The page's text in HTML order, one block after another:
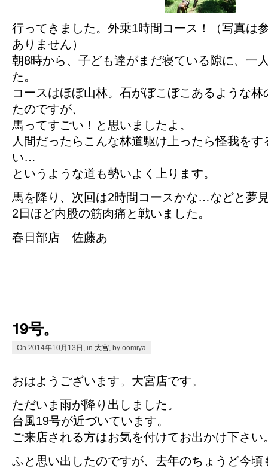
行ってきました。外乗1時間コース！（写真は
ありません）
朝8時から、子ども達がまだ寝ている隙に、一
た。
コースはほぼ山林。石がぼこぼこあるような
たのですが、
馬ってすごい！と思いましたよ。
人間だったらこんな林道駆け上ったら怪我を
い…
というような道も勢いよく上ります。
馬を降り、次回は2時間コースかな…などと夢
2日ほど内股の筋肉痛と戦いました。
春日部店 佐藤あ
19号。
On 2014年10月13日, in 大宮 , by oomiya
おはようございます。大宮店です。
ただいま雨が降り出しました。
台風19号が近づいています。
ご来店される方はお気を付けてお出かけ下さい
ふと思い出したのですが、去年のちょうど今